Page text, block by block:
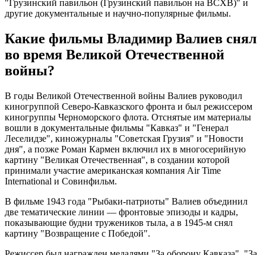
"Грузинский павильон (Грузинский павильон на ВСХВ)" и
другие документальные и научно-популярные фильмы.
Какие фильмы Владимир Валиев снял
во время Великой Отечественной
войны?
В годы Великой Отечественной войны Валиев руководил
киногруппой Северо-Кавказского фронта и был режиссером
киногруппы Черноморского флота. Отснятые им материалы
вошли в документальные фильмы "Кавказ" и "Генерал
Леселидзе", киножурналы "Советская Грузия" и "Новости
дня", а позже Роман Кармен включил их в многосерийную
картину "Великая Отечественная", в создании которой
принимали участие американская компания Air Time
International и Совинфильм.
В фильме 1943 года "Рыбаки-патриоты" Валиев объединил
две тематические линии — фронтовые эпизоды и кадры,
показывающие будни тружеников тыла, а в 1945-м снял
картину "Возвращение с Победой".